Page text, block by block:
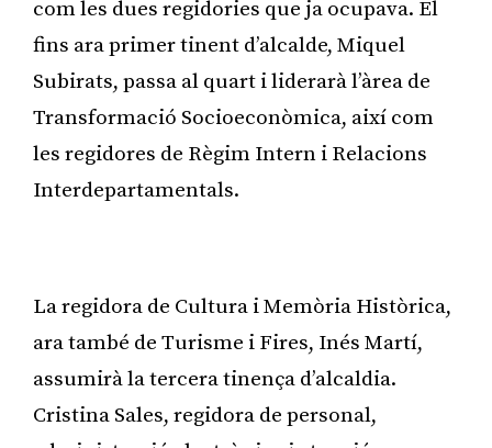
com les dues regidories que ja ocupava. El
fins ara primer tinent d’alcalde, Miquel
Subirats, passa al quart i liderarà l’àrea de
Transformació Socioeconòmica, així com
les regidores de Règim Intern i Relacions
Interdepartamentals.
La regidora de Cultura i Memòria Històrica,
ara també de Turisme i Fires, Inés Martí,
assumirà la tercera tinença d’alcaldia.
Cristina Sales, regidora de personal,